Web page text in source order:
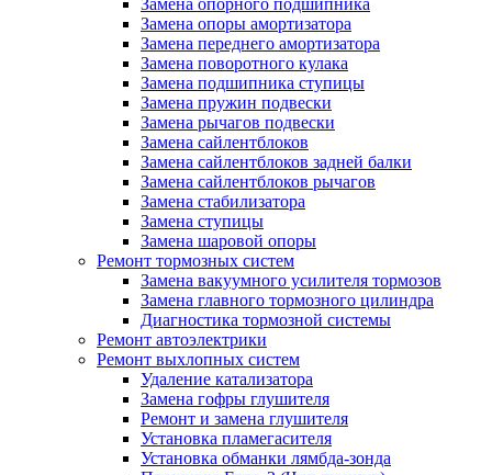
Замена опорного подшипника
Замена опоры амортизатора
Замена переднего амортизатора
Замена поворотного кулака
Замена подшипника ступицы
Замена пружин подвески
Замена рычагов подвески
Замена сайлентблоков
Замена сайлентблоков задней балки
Замена сайлентблоков рычагов
Замена стабилизатора
Замена ступицы
Замена шаровой опоры
Ремонт тормозных систем
Замена вакуумного усилителя тормозов
Замена главного тормозного цилиндра
Диагностика тормозной системы
Ремонт автоэлектрики
Ремонт выхлопных систем
Удаление катализатора
Замена гофры глушителя
Ремонт и замена глушителя
Установка пламегасителя
Установка обманки лямбда-зонда